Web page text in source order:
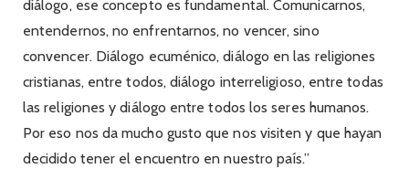
diálogo, ese concepto es fundamental. Comunicarnos,
entendernos, no enfrentarnos, no vencer, sino
convencer. Diálogo ecuménico, diálogo en las religiones
cristianas, entre todos, diálogo interreligioso, entre todas
las religiones y diálogo entre todos los seres humanos.
Por eso nos da mucho gusto que nos visiten y que hayan
decidido tener el encuentro en nuestro país.”